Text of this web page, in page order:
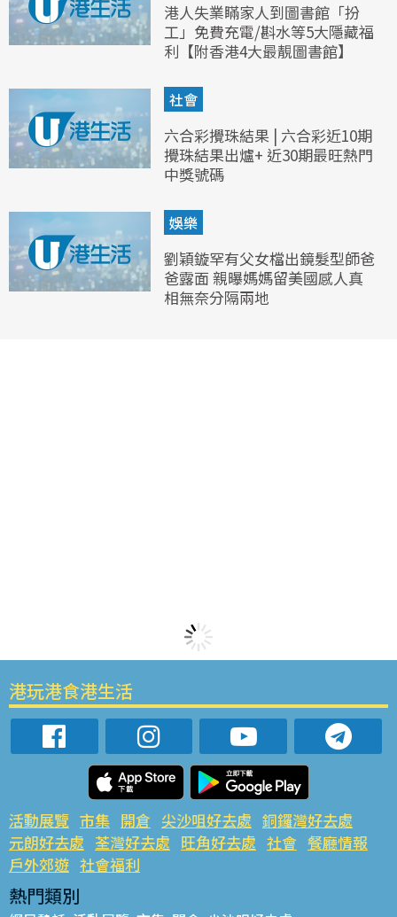
港人失業瞞家人到圖書館「扮
工」免費充電/斟水等5大隱藏福
利【附香港4大最靚圖書館】
社會
六合彩攪珠結果 | 六合彩近10期
攪珠結果出爐+ 近30期最旺熱門
中獎號碼
娛樂
劉穎鏇罕有父女檔出鏡髮型師爸
爸露面 親曝媽媽留美國感人真
相無奈分隔兩地
港玩港食港生活
活動展覽 市集 開倉 尖沙咀好去處 銅鑼灣好去處
元朗好去處 荃灣好去處 旺角好去處 社會 餐廳情報
戶外郊遊 社會福利
熱門類別